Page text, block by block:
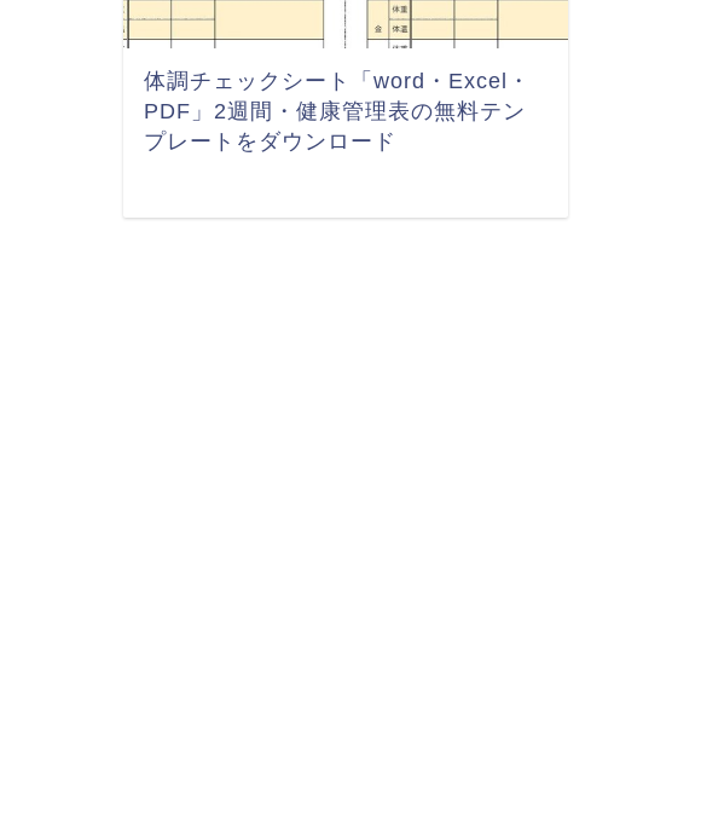
体調チェックシート「word・Excel・
PDF」2週間・健康管理表の無料テン
プレートをダウンロード